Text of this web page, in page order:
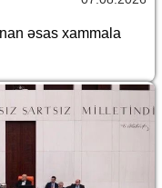
əsas xammala